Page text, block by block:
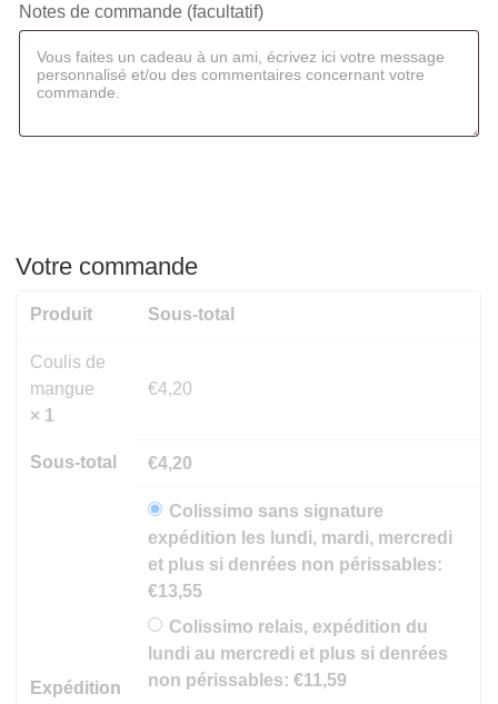
Notes de commande (facultatif)
Votre commande
Produit Sous-total
Coulis de
mangue
× 1
€4,20
Sous-total €4,20
Expédition
Colissimo sans signature
expédition les lundi, mardi, mercredi
et plus si denrées non périssables:
€13,55
Colissimo relais, expédition du
lundi au mercredi et plus si denrées
non périssables:€11,59